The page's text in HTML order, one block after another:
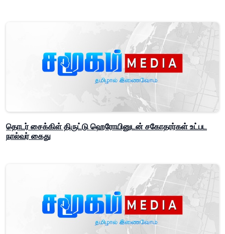
தொடர் சைக்கிள் திருட்டு ஹெரோயினுடன் சகோதரர்கள் உட்பட
நால்வர் கைது